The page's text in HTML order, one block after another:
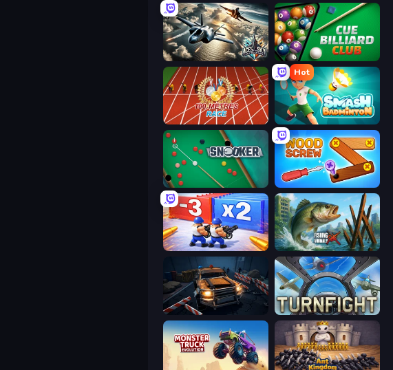
Aces of the Sky: Epic Dogfights Cue Billiard Club
100 Meters Race
Hot
Smash Badminton
Snooker Wood Screw: Bolts Puzzle
Battle Brigade Fishing Anomaly
Cars vs Zombies Turnfight